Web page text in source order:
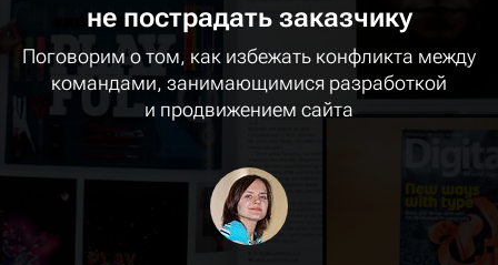
не пострадать заказчику
Поговорим о том, как избежать конфликта между
командами, занимающимися разработкой
и продвижением сайта